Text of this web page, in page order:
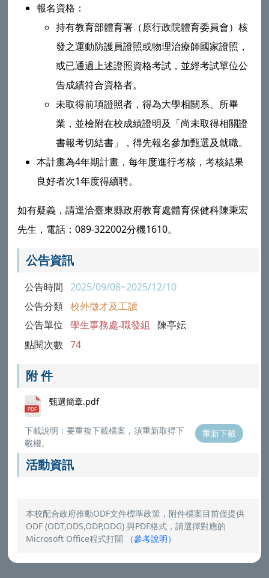
報名資格：
持有教育部體育署（原行政院體育委員會）核
發之運動防護員證照或物理治療師國家證照，
或已通過上述證照資格考試，並經考試單位公
告成績符合資格者。
未取得前項證照者，得為大學相關系、所畢
業，並檢附在校成績證明及「尚未取得相關證
書報考切結書」，得先報名參加甄選及就職。
本計畫為4年期計畫，每年度進行考核，考核結果
良好者次1年度得續聘。
如有疑義，請逕洽臺東縣政府教育處體育保健科陳秉宏
先生，電話：089-322002分機1610。
公告資訊
公告時間 2025/09/08~2025/12/10
公告分類 校外徵才及工讀
公告單位 學生事務處-職發組 陳亭妘
點閱次數 74
附 件
甄選簡章.pdf
下載說明：要重複下載檔案，須重新取得下
載權。
重新下載
活動資訊
本校配合政府推動ODF文件標準政策，附件檔案目前僅提供
ODF (ODT,ODS,ODP,ODG) 與PDF格式，請選擇對應的
Microsoft Office程式打開
（參考說明）